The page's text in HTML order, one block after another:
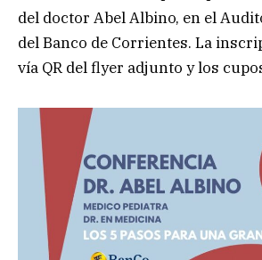
del doctor Abel Albino, en el
del Banco de Corrientes. La
vía QR del flyer adjunto y los